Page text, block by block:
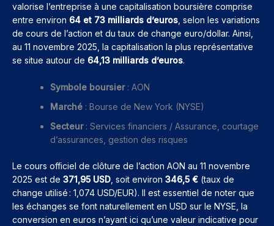
valorise l’entreprise à une capitalisation boursière comprise
entre environ 64 et 73 milliards d’euros , selon les variations
de cours de l’action et du taux de change euro/dollar. Ainsi,
au 11 novembre 2025, la capitalisation la plus représentative
se situe autour de 64,13 milliards d’euros.
Symbole boursier: AON
Marché : Bourse de New York (NYSE)
Secteur: Services financiers / Assurance, courtage
d’assurances, gestion des risques
Le cours officiel de clôture de l’action AON au 11 novembre
2025 est de 371,95 USD , soit environ 346,5 € (taux de
change utilisé : 1,074 USD/EUR). Il est essentiel de noter que
les échanges se font naturellement en USD sur le NYSE, la
conversion en euros n’ayant ici qu’une valeur indicative pour